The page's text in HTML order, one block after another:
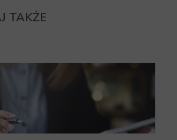
TAKŻE